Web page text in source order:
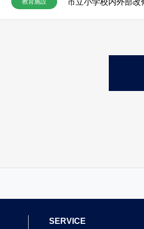
教育施設
SERVICE